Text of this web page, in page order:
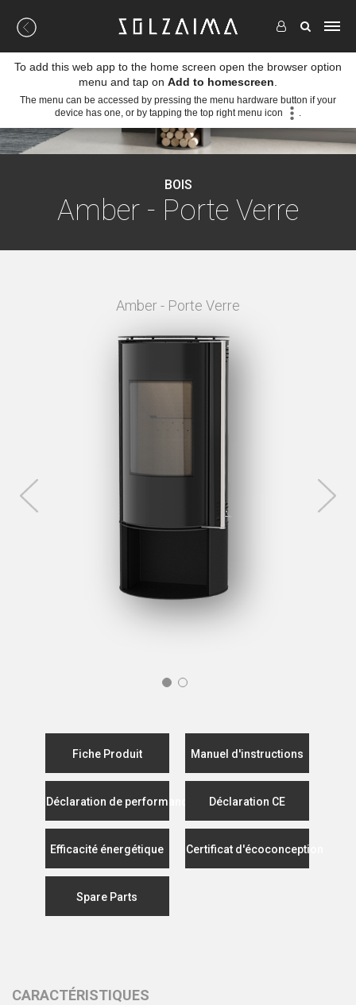
BOIS
Amber - Porte Verre
Amber - Porte Verre
Fiche Produit Manuel d'instructions
Déclaration de performance Déclaration CE
Efficacité énergétique Certificat d'écoconception
Spare Parts
CARACTÉRISTIQUES
To add this web app to the home screen open the browser option
menu and tap on Add to homescreen
The menu can be accessed by pressing the menu hardware button if your
device has one, or by tapping the top right menu icon
.